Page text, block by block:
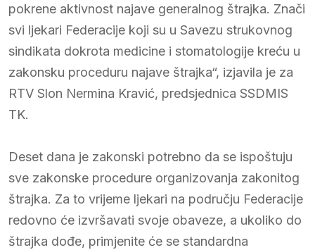
pokrene aktivnost najave generalnog štrajka. Znači
svi ljekari Federacije koji su u Savezu strukovnog
sindikata dokrota medicine i stomatologije kreću u
zakonsku proceduru najave štrajka“, izjavila je za
RTV Slon Nermina Kravić, predsjednica SSDMIS
TK.
Deset dana je zakonski potrebno da se ispoštuju
sve zakonske procedure organizovanja zakonitog
štrajka. Za to vrijeme ljekari na području Federacije
redovno će izvršavati svoje obaveze, a ukoliko do
štrajka dođe, primjenite će se standardna